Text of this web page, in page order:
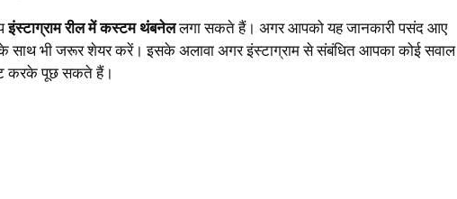
इंस्टाग्राम रील में कस्टम थंबनेललगा सकते हैं। अगर आपको यह जानकारी पसंद आए
साथ भी जरूर शेयर करें। इसके अलावा अगर इंस्टाग्राम से संबंधित आपका कोई सवाल
करके पूछ सकते हैं।